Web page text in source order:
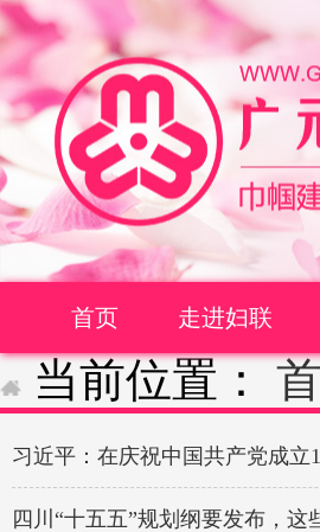
首页 走进妇联
当前位置：
习近平：在庆祝中国共产党成立
四川“十五五”规划纲要发布，